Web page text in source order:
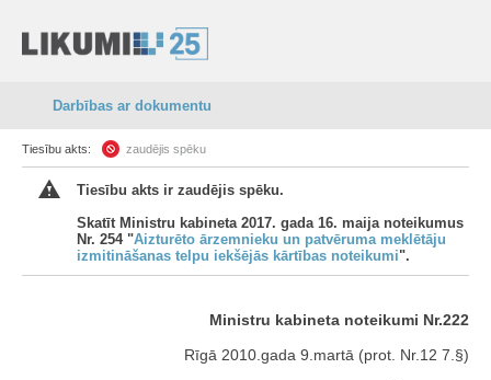
Darbības ar dokumentu
Tiesību akts: zaudējis spēku
Tiesību akts ir zaudējis spēku.
Skatīt Ministru kabineta 2017. gada 16. maija noteikumus
Nr. 254 "Aizturēto ārzemnieku un patvēruma meklētāju
izmitināšanas telpu iekšējās kārtības noteikumi".
Ministru kabineta noteikumi Nr.222
Rīgā 2010.gada 9.martā (prot. Nr.12 7.§)